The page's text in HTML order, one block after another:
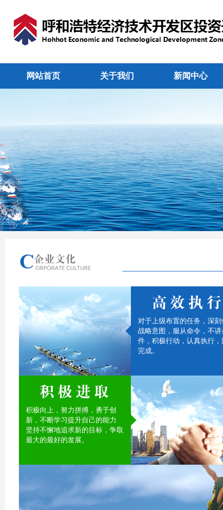
网站首页 关于我们 新闻中心
对于上级布置的任务，深刻
战略意图，服从命令，不讲
件，积极行动，认真执行，
完成。
积极向上，努力拼搏，勇于创
新，不断学习提升自己的能力
坚持不懈地追求新的目标，争取
最大的最好的发展。